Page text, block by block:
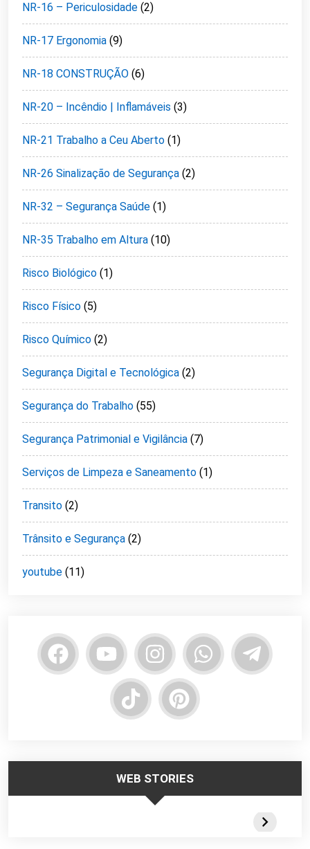
NR-16 – Periculosidade (2)
NR-17 Ergonomia (9)
NR-18 CONSTRUÇÃO (6)
NR-20 – Incêndio | Inflamáveis (3)
NR-21 Trabalho a Ceu Aberto (1)
NR-26 Sinalização de Segurança (2)
NR-32 – Segurança Saúde (1)
NR-35 Trabalho em Altura (10)
Risco Biológico (1)
Risco Físico (5)
Risco Químico (2)
Segurança Digital e Tecnológica (2)
Segurança do Trabalho (55)
Segurança Patrimonial e Vigilância (7)
Serviços de Limpeza e Saneamento (1)
Transito (2)
Trânsito e Segurança (2)
youtube (11)
WEB STORIES
Trabalhar no
Responsabilidade
Portateis